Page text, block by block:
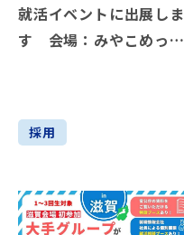
就活イベントに出展しま
す 会場：みやこめっせ
採用